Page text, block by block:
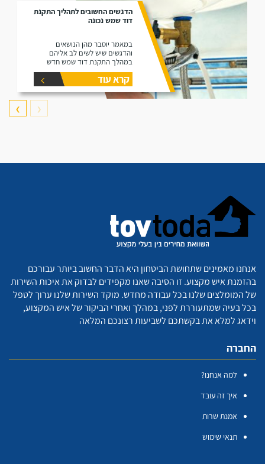
הדגשים החשובים לתהליך התקנת
דוד שמש נכונה
במאמר יוסבר מהן הנושאים
והדגשים שיש לשים לב אליהם
במהלך התקנת דוד שמש חדש
קרא עוד
❮
❯
אנחנו מאמינים שתחושת הביטחון היא הדבר החשוב ביותר עבורכם
בהזמנת איש מקצוע. זו הסיבה שאנו מקפידים לבדוק את איכות השירות
של המומלצים שלנו בכל עבודה מחדש. מוקד השירות שלנו ערוך לטפל
בכל בעיה שמתעוררת לפני, במהלך ואחרי הביקור של איש המקצוע,
וידאג למלא את בקשתכם לשביעות רצונכם המלאה
החברה
למה אנחנו?
איך זה עובד
אמנת שרות
תנאי שימוש